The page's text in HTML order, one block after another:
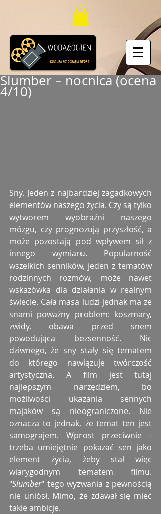
Slumber – nocnica (ocena
4/10)
Sny. Jeden z najbardziej zagadkowych
elementów naszego życia. Czy są tylko
wytworem wyobraźni naszego
mózgu, czy prognozują przyszłość, a
może pozostają pod wpływem sił z
innego wymiaru. Popularność
wszelkich senników, jeden z tematów
rodzinnych rozmów, może nawet
wskazówka dla działania w realnym
świecie. Cała masa ludzi jednak ma ze
snami poważny problem: koszmary,
zwidy, obawa przed snem
powodująca bezsenność. Nic
dziwnego, że sny stały się tematem
do którego nawiązuje twórczość
artystyczna. A film jest tutaj
najlepszym narzędziem, bo
możliwości ukazania sennych
majaków są nieograniczone. Nie
oznacza to jednak, że temat ten jest
samograjem. Wprost przeciwnie -
trzeba umiejętnie pokazać sen jako
element życia, żeby stał więc
wiarygodnym tematem filmu.
"Slumber" tego wyzwania z pewnością
nie uniósł. Mimo, że zdawał się mieć
takie ambicje.